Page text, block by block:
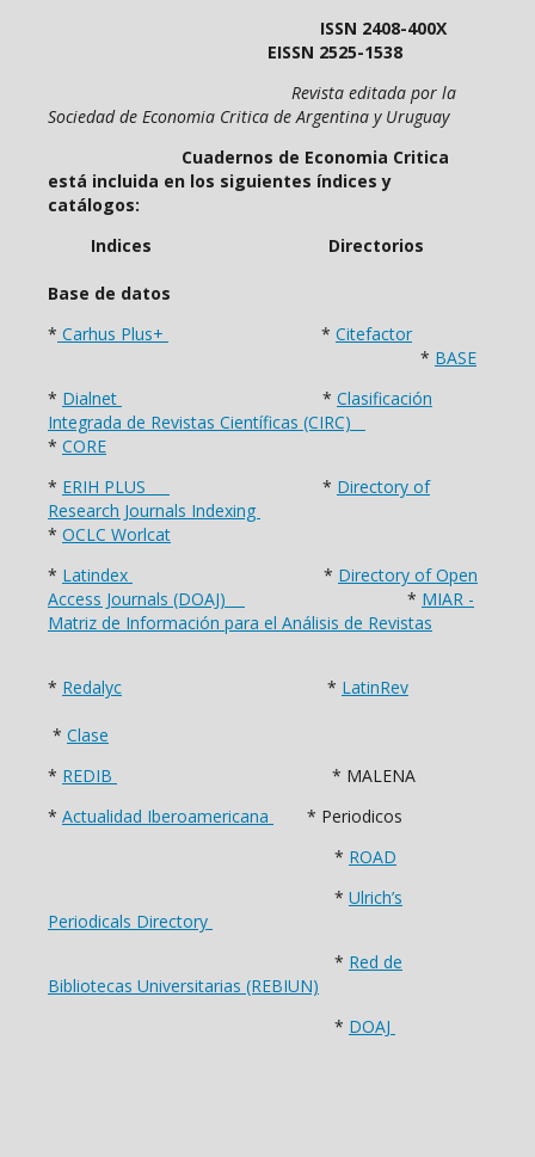
ISSN 2408-400X
EISSN 2525-1538
Revista editada por la
Sociedad de Economia Critica de Argentina y Uruguay
Cuadernos de Economia Critica
está incluida en los siguientes índices y
catálogos:
Indices Directorios
Base de datos
* Carhus Plus+ * Citefactor
* BASE
* Dialnet * Clasificación
Integrada de Revistas Científicas (CIRC)
* CORE
* ERIH PLUS * Directory of
Research Journals Indexing
* OCLC Worlcat
* Latindex * Directory of Open
Access Journals (DOAJ)
* MIAR -
Matriz de Información para el Análisis de Revistas
* Redalyc * LatinRev
* Clase
* REDIB
* MALENA
* Actualidad Iberoamericana
* Periodicos
* ROAD
* Ulrich’s
Periodicals Directory
* Red de
Bibliotecas Universitarias (REBIUN)
* DOAJ